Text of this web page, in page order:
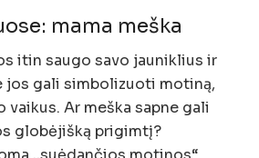
mama meška
itin saugo savo jauniklius ir
jos gali simbolizuoti motiną,
vaikus. Ar meška sapne gali
globėjišką prigimtį?